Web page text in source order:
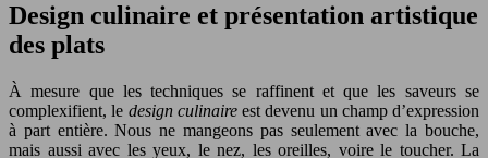
Design culinaire et présentation artistique
des plats
À mesure que les techniques se raffinent et que les saveurs se
complexifient, le design culinaireest devenu un champ d’expression
à part entière. Nous ne mangeons pas seulement avec la bouche,
mais aussi avec les yeux, le nez, les oreilles, voire le toucher. La